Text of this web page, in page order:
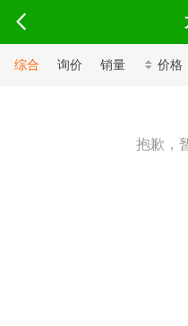
综合 询价 销量 价格
抱歉，